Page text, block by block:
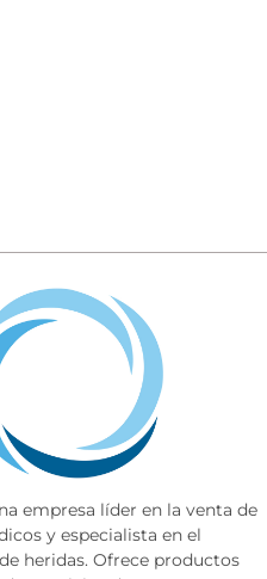
empresa líder en la venta de
y especialista en el
heridas. Ofrece productos